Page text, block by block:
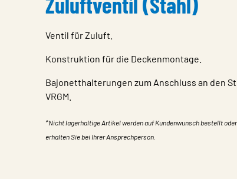
Ventil für Zuluft.
Konstruktion für die Deckenmontage.
Bajonetthalterungen zum Anschluss an den
VRGM.
*Nicht lagerhaltige Artikel werden auf Kundenwunsch bestellt
erhalten Sie bei Ihrer Ansprechperson.